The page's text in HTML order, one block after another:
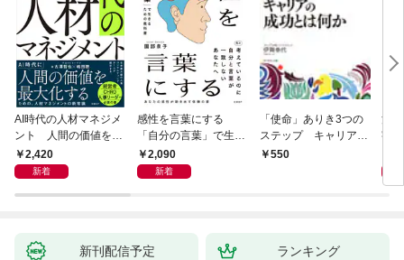
AI時代の人材マネジメ
ント 人間の価値を最
大化する条件
2,420
新着
感性を言葉にする
「自分の言葉」で生き
るための教科書
2,090
新着
「使命」ありき3つの
ステップ キャリアの
成功とは何か
550
決
字
「
ト」
新刊配信予定 ランキング